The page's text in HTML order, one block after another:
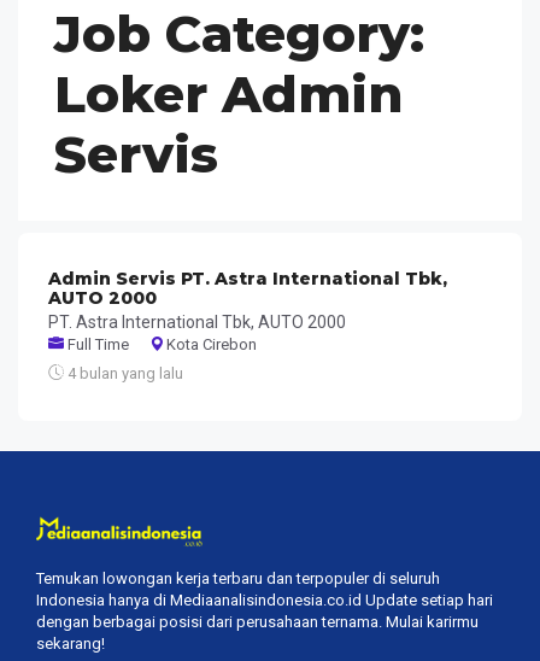
Job Category:
Loker Admin
Servis
Admin Servis PT. Astra International Tbk,
AUTO 2000
PT. Astra International Tbk, AUTO 2000
Full Time
Kota Cirebon
4 bulan yang lalu
Temukan lowongan kerja terbaru dan terpopuler di seluruh
Indonesia hanya di Mediaanalisindonesia.co.id Update setiap hari
dengan berbagai posisi dari perusahaan ternama. Mulai karirmu
sekarang!